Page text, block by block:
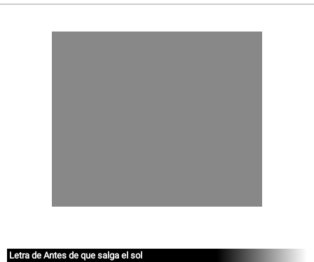
Letra de Antes de que salga el sol